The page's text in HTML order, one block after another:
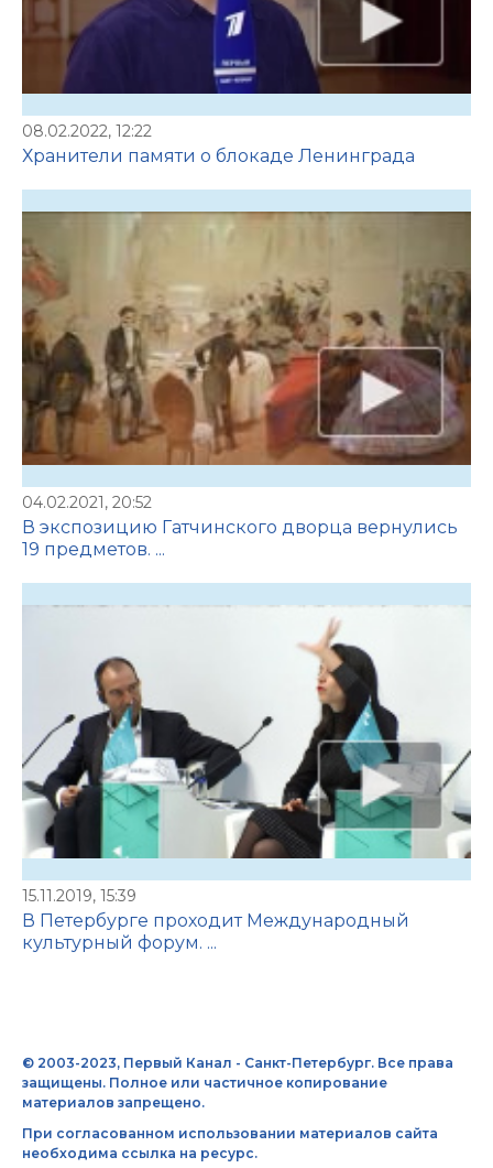
08.02.2022, 12:22
Хранители памяти о блокаде Ленинграда
04.02.2021, 20:52
В экспозицию Гатчинского дворца вернулись
19 предметов. ...
15.11.2019, 15:39
В Петербурге проходит Международный
культурный форум. ...
© 2003-2023, Первый Канал - Санкт-Петербург. Все права
защищены. Полное или частичное копирование
материалов запрещено.
При согласованном использовании материалов сайта
необходима ссылка на ресурс.